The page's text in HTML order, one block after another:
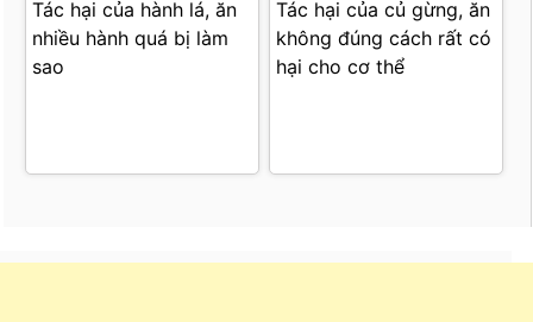
Tác hại của hành lá, ăn
nhiều hành quá bị làm
sao
Tác hại của củ gừng, ăn
không đúng cách rất có
hại cho cơ thể